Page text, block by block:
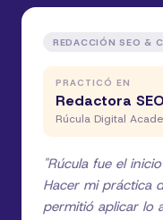
REDACCIÓN SEO &
PRACTICÓ EN
Redactora
Rúcula Digital
"Rúcula fue el
Hacer mi práctica
permitió aplicar lo